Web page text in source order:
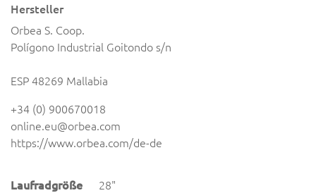
Hersteller
Orbea S. Coop.
Polígono Industrial Goitondo s/n
ESP 48269 Mallabia
+34 (0) 900670018
online.eu@orbea.com
https://www.orbea.com/de-de
Laufradgröße 28"